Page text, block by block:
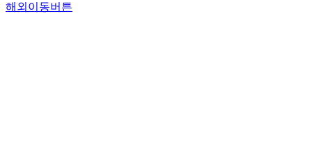
해외이동버튼